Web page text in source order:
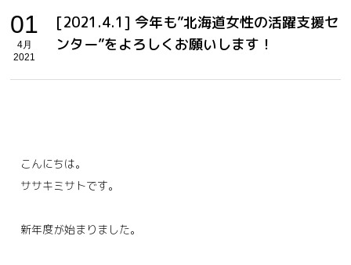
01
4月
2021
[2021.4.1] 今年も”北海道女性の活躍支援セ
ンター”をよろしくお願いします！
こんにちは。
ササキミサトです。
新年度が始まりました。